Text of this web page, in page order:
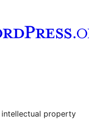
Tumblr
intellectual property